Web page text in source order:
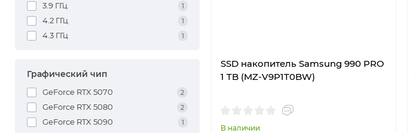
3.9 ГГц 1
4.2 ГГц 1
4.3 ГГц 1
Графический чип
GeForce RTX 5070 2
GeForce RTX 5080 2
GeForce RTX 5090 1
SSD накопитель Samsung 990 PRO
1 TB (MZ-V9P1T0BW)
В наличии